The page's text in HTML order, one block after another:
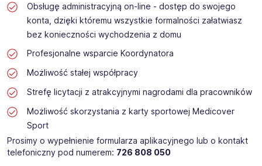
Obsługę administracyjną on-line - dostęp do swojego
konta, dzięki któremu wszystkie formalności załatwiasz
bez konieczności wychodzenia z domu
Profesjonalne wsparcie Koordynatora
Możliwość stałej współpracy
Strefę licytacji z atrakcyjnymi nagrodami dla pracowników
Możliwość skorzystania z karty sportowej Medicover
Sport
Prosimy o wypełnienie formularza aplikacyjnego lub o kontakt
telefoniczny pod numerem: 726 808 050